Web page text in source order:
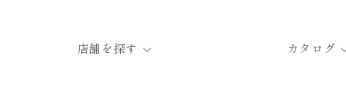
店舗を探す カタログ